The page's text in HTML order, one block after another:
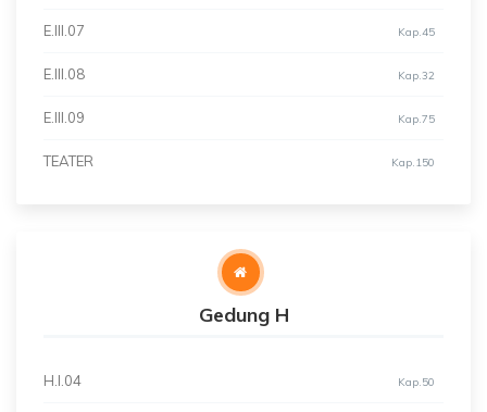
E.III.07 Kap.45
E.III.08 Kap.32
E.III.09 Kap.75
TEATER Kap.150
Gedung H
H.I.04 Kap.50